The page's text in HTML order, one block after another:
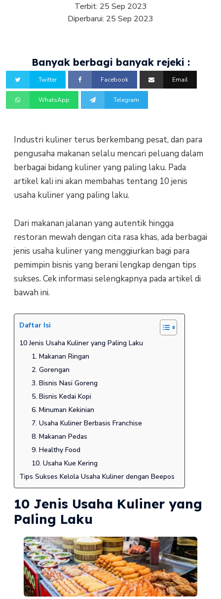
Terbit: 25 Sep 2023
Diperbarui: 25 Sep 2023
Banyak berbagi banyak rejeki :
Twitter Facebook Email
WhatsApp Telegram
Industri kuliner terus berkembang pesat, dan para
pengusaha makanan selalu mencari peluang dalam
berbagai bidang kuliner yang paling laku. Pada
artikel kali ini akan membahas tentang 10 jenis
usaha kuliner yang paling laku.
Dari makanan jalanan yang autentik hingga
restoran mewah dengan cita rasa khas, ada berbagai
jenis usaha kuliner yang menggiurkan bagi para
pemimpin bisnis yang berani lengkap dengan tips
sukses. Cek informasi selengkapnya pada artikel di
bawah ini.
Daftar Isi
10 Jenis Usaha Kuliner yang Paling Laku
1. Makanan Ringan
2. Gorengan
3. Bisnis Nasi Goreng
5. Bisnis Kedai Kopi
6. Minuman Kekinian
7. Usaha Kuliner Berbasis Franchise
8. Makanan Pedas
9. Healthy Food
10. Usaha Kue Kering
Tips Sukses Kelola Usaha Kuliner dengan Beepos
10 Jenis Usaha Kuliner yang
Paling Laku